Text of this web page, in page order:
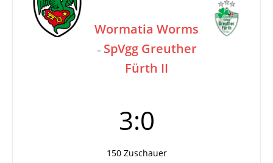
Wormatia Worms
– SpVgg Greuther
Fürth II
3:0
150 Zuschauer